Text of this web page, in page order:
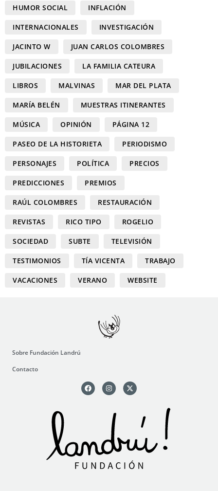
HUMOR SOCIAL INFLACIÓN
INTERNACIONALES INVESTIGACIÓN
JACINTO W JUAN CARLOS COLOMBRES
JUBILACIONES LA FAMILIA CATEURA
LIBROS MALVINAS MAR DEL PLATA
MARÍA BELÉN MUESTRAS ITINERANTES
MÚSICA OPINIÓN PÁGINA 12
PASEO DE LA HISTORIETA PERIODISMO
PERSONAJES POLÍTICA PRECIOS
PREDICCIONES PREMIOS
RAÚL COLOMBRES RESTAURACIÓN
REVISTAS RICO TIPO ROGELIO
SOCIEDAD SUBTE TELEVISIÓN
TESTIMONIOS TÍA VICENTA TRABAJO
VACACIONES VERANO WEBSITE
Sobre Fundación Landrú
Contacto